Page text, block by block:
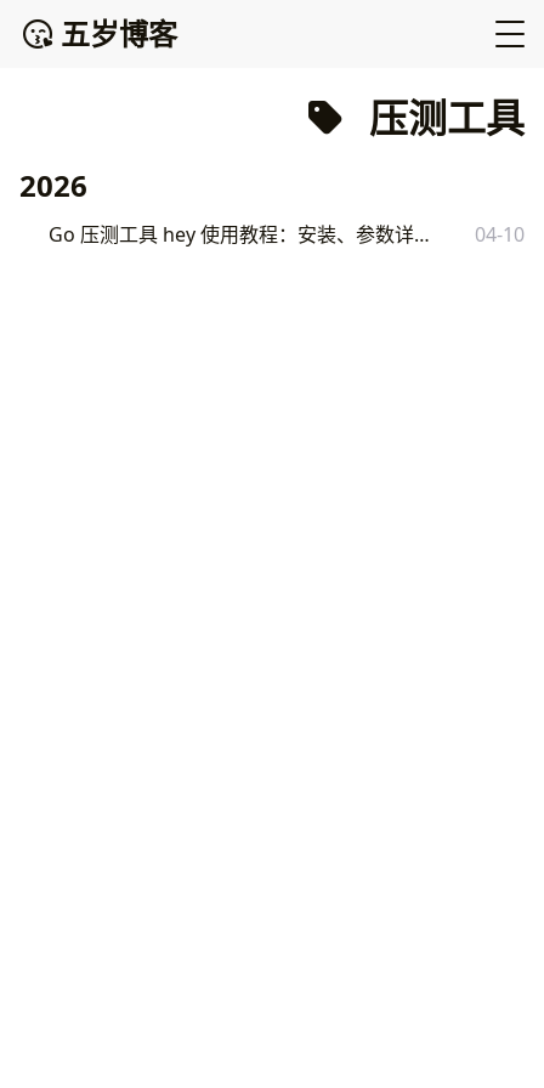
五岁博客
压测工具
2026
Go 压测工具 hey 使用教程：安装、参数详解与实战案例 04-10